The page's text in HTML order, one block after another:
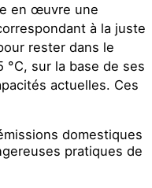
en œuvre une
à la juste
rester dans le
°C, sur la base de ses
actuelles. Ces
domestiques
pratiques de